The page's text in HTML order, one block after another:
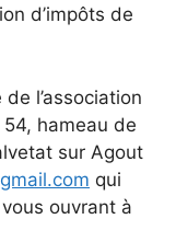
d’impôts de
de l’association
hameau de
sur Agout
qui
ouvrant à